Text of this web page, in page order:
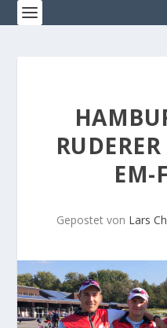
EM-
Gepostet von Lars